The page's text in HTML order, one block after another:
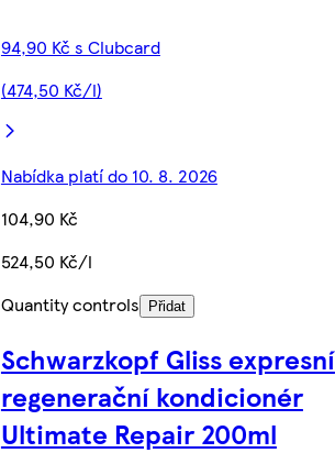
94,90 Kč s Clubcard
(474,50 Kč/l)
Nabídka platí do 10. 8. 2026
104,90 Kč
524,50 Kč/l
Quantity controls
Přidat
Schwarzkopf Gliss expresní
regenerační kondicionér
Ultimate Repair 200ml